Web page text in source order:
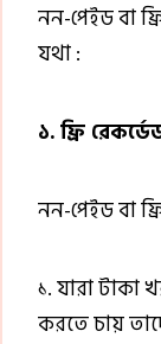
নন-পেইড বা
যথা :
১. ফ্রি
নন-পেইড বা
১. যারা টাকা
করতে চায়